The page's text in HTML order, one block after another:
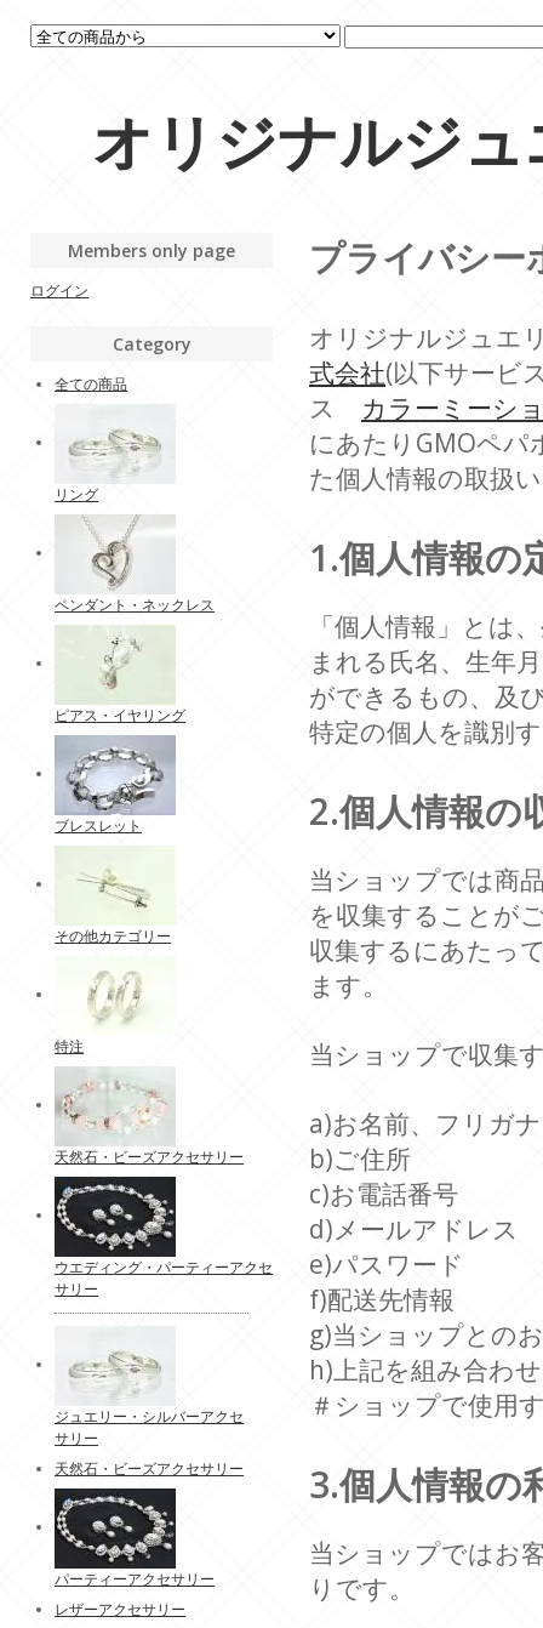
オリジナルジ
プライバシー
オリジナルジュエ
式会社(以下サービ
ス カラーミーシ
にあたりGMOペパ
た個人情報の取扱
1.個人情報の
「個人情報」とは
まれる氏名、生年
ができるもの、及
特定の個人を識別
2.個人情報の
当ショップでは商
を収集することが
収集するにあたっ
ます。
当ショップで収集
a)お名前、フリガナ
b)ご住所
c)お電話番号
d)メールアドレス
e)パスワード
f)配送先情報
g)当ショップとの
h)上記を組み合わ
＃ショップで使用
3.個人情報の
当ショップではお
りです。
Members only page
ログイン
Category
全ての商品
リング
ペンダント・ネックレス
ピアス・イヤリング
ブレスレット
その他カテゴリー
特注
天然石・ビーズアクセサリー
ウエディング・パーティーアクセ
サリー
ジュエリー・シルバーアクセ
サリー
天然石・ビーズアクセサリー
パーティーアクセサリー
レザーアクセサリー